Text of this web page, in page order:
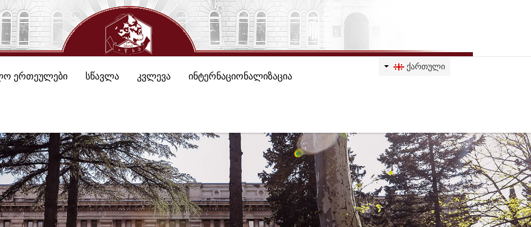
ერთეულები სწავლა კვლევა ინტერნაციონალიზაცია
ᲥᲐᲠᲗᲣᲚᲘ